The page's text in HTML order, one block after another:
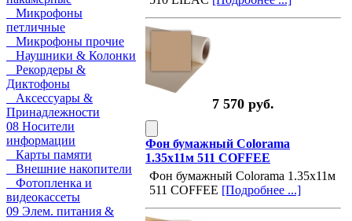
Микрофоны
петличные
Микрофоны прочие
Наушники & Колонки
Рекордеры &
Диктофоны
Аксессуары &
Принадлежности
08 Носители
информации
Карты памяти
Внешние накопители
Фотопленка и
видеокассеты
09 Элем. питания &
7 570 руб.
Фон бумажный Colorama
1.35х11м 511 COFFEE
Фон бумажный Colorama 1.35х11м
511 COFFEE [Подробнее ...]